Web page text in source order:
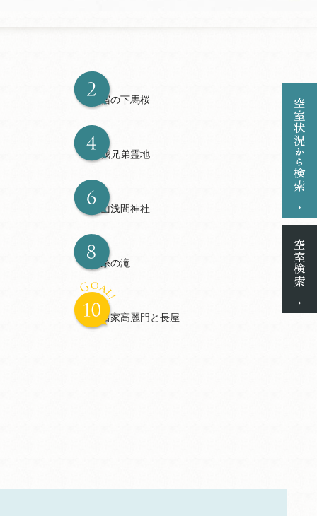
狩宿の下馬桜
曽我兄弟霊地
紫山浅間神社
白糸の滝
井出家高麗門と長屋